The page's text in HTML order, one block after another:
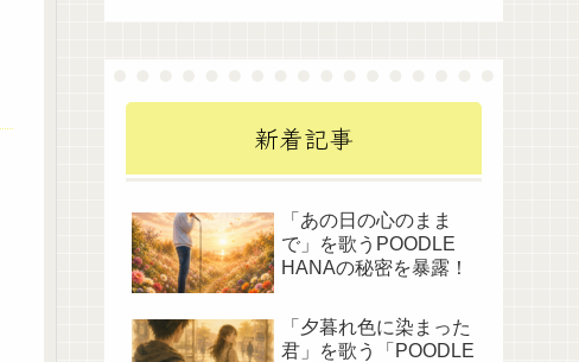
新着記事
「あの日の心のまま
で」を歌うPOODLE
HANAの秘密を暴露！
「夕暮れ色に染まった
君」を歌う「POODLE